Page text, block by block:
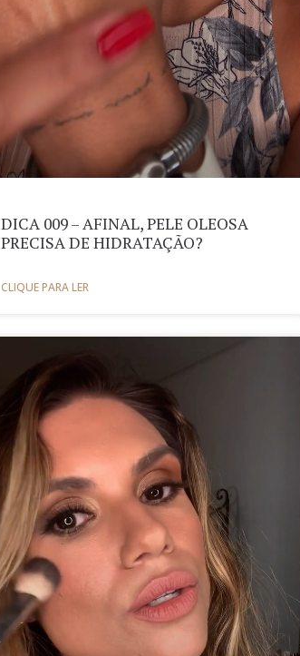
DICA 009 – AFINAL, PELE OLEOSA
PRECISA DE HIDRATAÇÃO?
CLIQUE PARA LER